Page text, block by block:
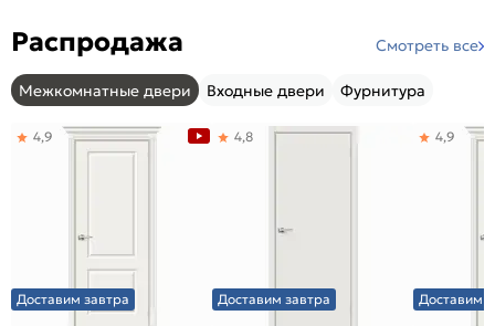
Распродажа Смотреть все
Межкомнатные двери Входные двери Фурнитура
Доставим завтра
4,9
Доставим завтра
4,8
Доставим
4,9